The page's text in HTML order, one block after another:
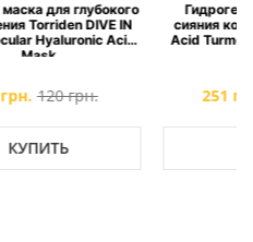
Гидрогелевая маска для
сияния кожи medicube Kojic
Acid Turmeric Brightening Gel
251 грн.